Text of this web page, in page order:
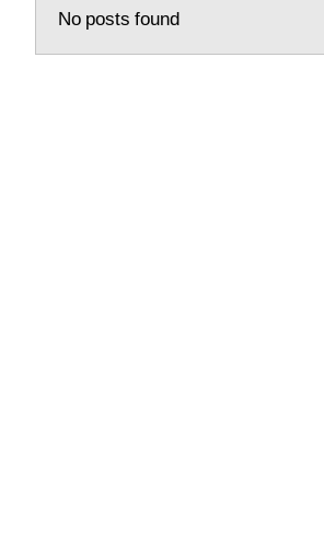
No posts found